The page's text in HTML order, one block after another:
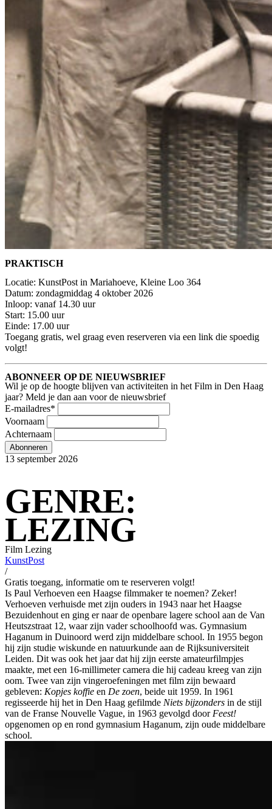
PRAKTISCH
Locatie: KunstPost in Mariahoeve, Kleine Loo 364
Datum: zondagmiddag 4 oktober 2026
Inloop: vanaf 14.30 uur
Start: 15.00 uur
Einde: 17.00 uur
Toegang gratis, wel graag even reserveren via een link die spoedig
volgt!
ABONNEER OP DE NIEUWSBRIEF
Wil je op de hoogte blijven van activiteiten in het Film in Den Haag
jaar? Meld je dan aan voor de nieuwsbrief
E-mailadres*
Voornaam
Achternaam
Abonneren
13 september 2026
GENRE:
LEZING
Film Lezing
KunstPost
/
Gratis toegang, informatie om te reserveren volgt!
Is Paul Verhoeven een Haagse filmmaker te noemen? Zeker!
Verhoeven verhuisde met zijn ouders in 1943 naar het Haagse
Bezuidenhout en ging er naar de openbare lagere school aan de Van
Heutszstraat 12, waar zijn vader schoolhoofd was. Gymnasium
Haganum in Duinoord werd zijn middelbare school. In 1955 begon
hij zijn studie wiskunde en natuurkunde aan de Rijksuniversiteit
Leiden. Dit was ook het jaar dat hij zijn eerste amateurfilmpjes
maakte, met een 16-millimeter camera die hij cadeau kreeg van zijn
oom. Twee van zijn vingeroefeningen met film zijn bewaard
gebleven: Kopjes koffie en De zoen, beide uit 1959. In 1961
regisseerde hij het in Den Haag gefilmde Niets bijzonders in de stijl
van de Franse Nouvelle Vague, in 1963 gevolgd door Feest!
opgenomen op en rond gymnasium Haganum, zijn oude middelbare
school.